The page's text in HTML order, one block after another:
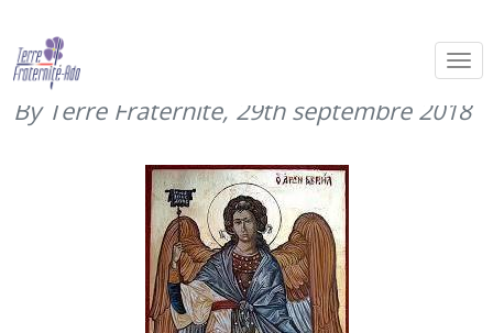
29 septembre 2018 : fête des trois
archanges
By Terre Fraternité, 29th septembre 2018